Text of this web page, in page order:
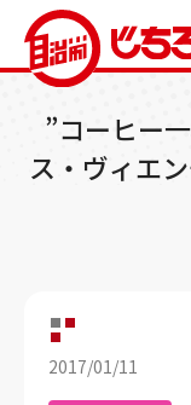
”コーヒー
ス・ヴィエ
2017/01/11